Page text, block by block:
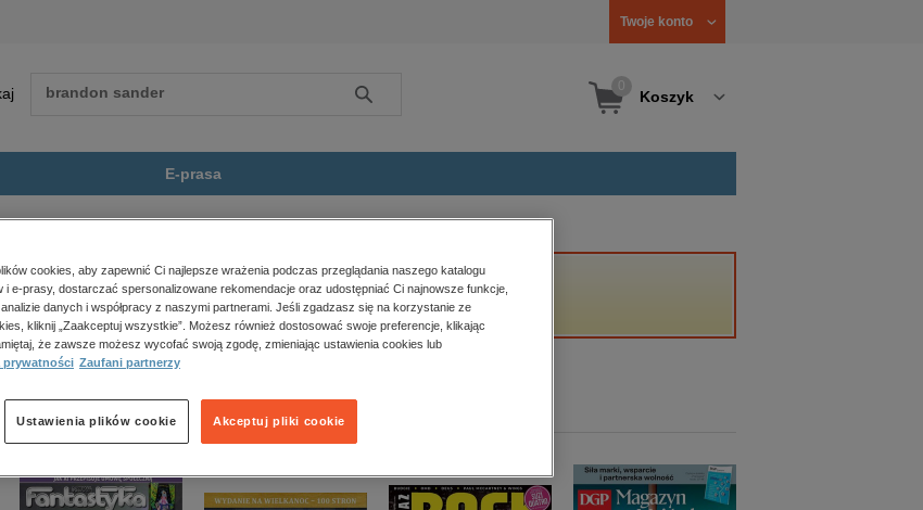
Twoje konto
Szukaj Koszyk
E-prasa
społeczno-informacyjne
naukowe
Salezego Lewentala” nie jest dostępny.
cookies, aby zapewnić Ci najlepsze wrażenia podczas przeglądania naszego katalogu
i e-prasy, dostarczać spersonalizowane rekomendacje oraz udostępniać Ci najnowsze funkcje,
danych i współpracy z naszymi partnerami. Jeśli zgadzasz się na korzystanie ze
kliknij „Zaakceptuj wszystkie”. Możesz również dostosować swoje preferencje, klikając
że zawsze możesz wycofać swoją zgodę, zmieniając ustawienia cookies lub
prywatności Zaufani partnerzy
Akceptuj pliki cookie
Ustawienia plików cookie